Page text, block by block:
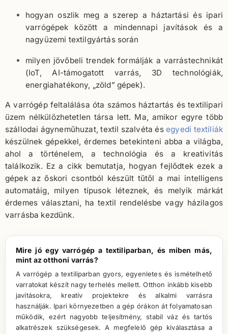
hogyan oszlik meg a szerep a háztartási és ipari
varrógépek között a mindennapi javítások és a
nagyüzemi textilgyártás során
milyen jövőbeli trendek formálják a varrástechnikát
(IoT, AI-támogatott varrás, 3D technológiák,
energiahatékony, „zöld” gépek).
A varrógép feltalálása óta számos háztartás és textilipari
üzem nélkülözhetetlen társa lett. Ma, amikor egyre több
szállodai ágyneműhuzat, textil szalvéta ésegyedi textíliák
készülnek gépekkel, érdemes betekinteni abba a világba,
ahol a történelem, a technológia és a kreativitás
találkozik. Ez a cikk bemutatja, hogyan fejlődtek ezek a
gépek az őskori csontból készült tűtől a mai intelligens
automatáig, milyen típusok léteznek, és melyik márkát
érdemes választani, ha textil rendelésbe vagy házilagos
varrásba kezdünk.
Mire jó egy varrógép a textiliparban, és miben más,
mint az otthoni varrás?
A varrógép a textiliparban gyors, egyenletes és ismételhető
varratokat készít nagy terhelés mellett. Otthon inkább kisebb
javításokra, kreatív projektekre és alkalmi varrásra
használják. Ipari környezetben a gép órákon át folyamatosan
működik, ezért nagyobb teljesítmény, stabil váz és tartós
alkatrészek szükségesek. A megfelelő gép kiválasztása a